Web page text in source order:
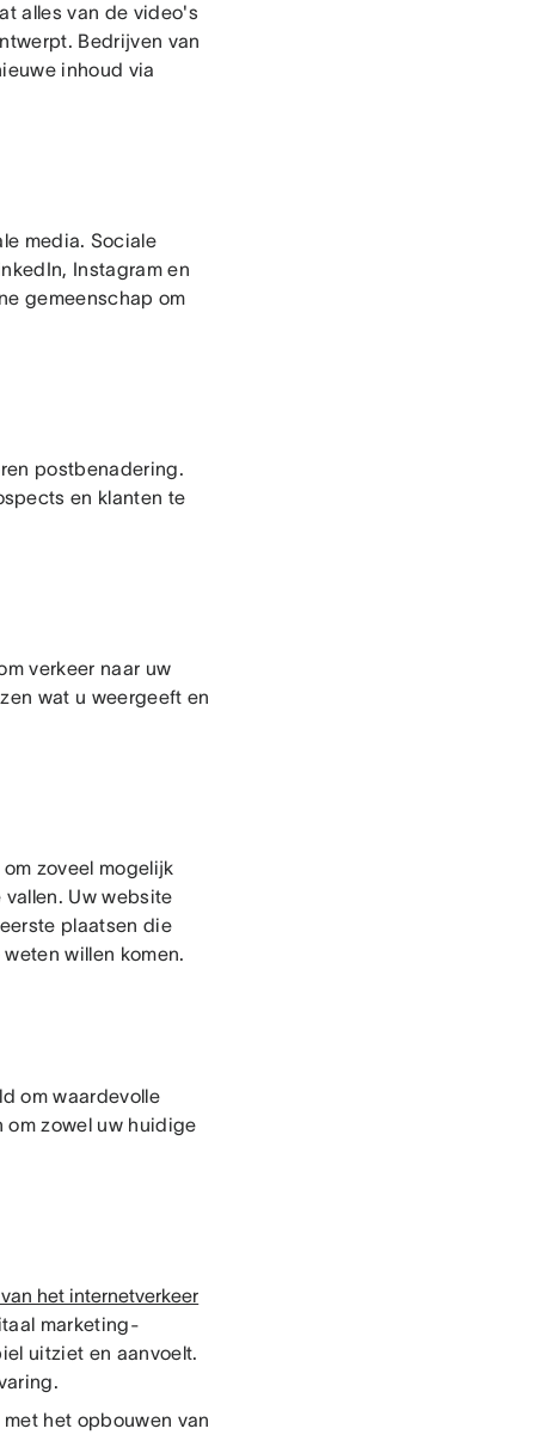
alles van de video's
Bedrijven van
inhoud via
media. Sociale
Instagram en
gemeenschap om
postbenadering.
en klanten te
verkeer naar uw
wat u weergeeft en
zoveel mogelijk
Uw website
plaatsen die
willen komen.
om waardevolle
om zowel uw huidige
het internetverkeer
marketing-
uitziet en aanvoelt.
het opbouwen van